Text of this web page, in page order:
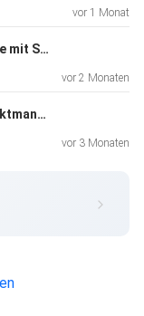
vor 1 Monat
PLG 220: 12 Teambuilding-Spiele mit Spaßgarantie und ohne viel Aufwand
vor 2 Monaten
PLG 219: Teambuilding im Projektmanagement – was es bringt (und was nicht)
vor 3 Monaten